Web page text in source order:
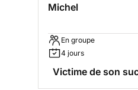
Michel
En groupe
4 jours
Victime de son